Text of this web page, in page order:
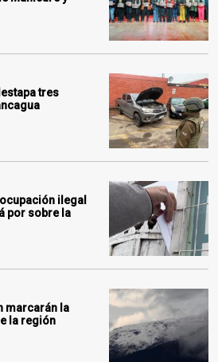
tres
ilegal
por sobre la
marcarán la
la región